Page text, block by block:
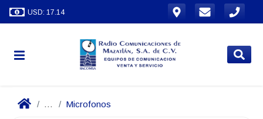
USD: 17.14
... Microfonos